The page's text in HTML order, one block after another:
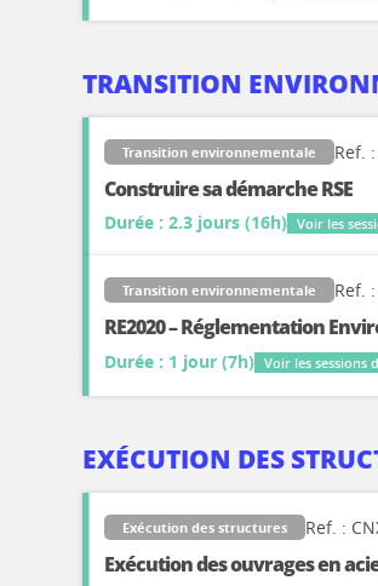
TRANSITION
Transition environnementale Ref.
Construire sa démarche RSE
Durée : 2.3 jours (16h) Voir les
Transition environnementale Ref.
RE2020 – Réglementation
Durée : 1 jour (7h) Voir les sessions
EXÉCUTION DES
Exécution des structures Ref. :
Exécution des ouvrages en